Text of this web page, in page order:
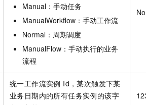
Manual：手动任务
ManualWorkflow：手动工作流
Normal：周期调度
ManualFlow：手动执行的业务
流程
统一工作流实例 Id，某次触发下某
业务日期内的所有任务实例的该字